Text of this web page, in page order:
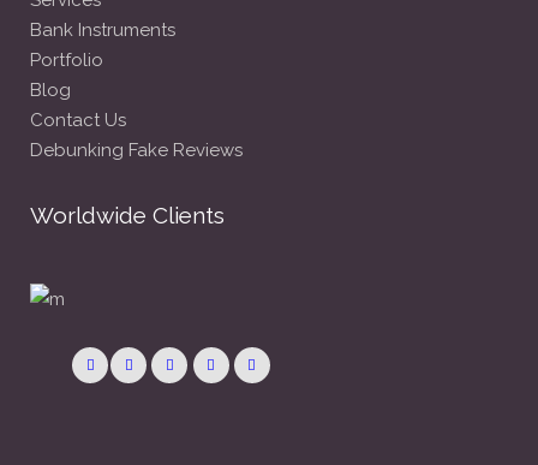
Bank Instruments
Portfolio
Blog
Contact Us
Debunking Fake Reviews
Worldwide Clients